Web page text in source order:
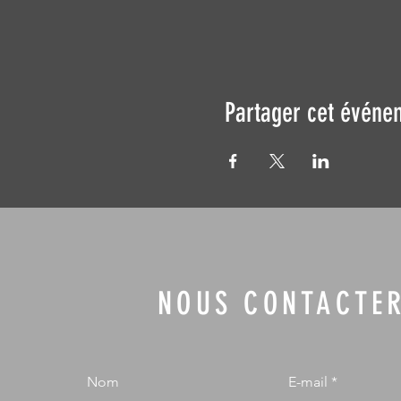
Partager cet
NOUS CONTACTER
Nom E-mail